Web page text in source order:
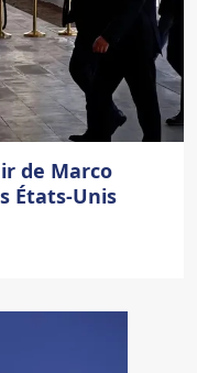
de Marco
États-Unis